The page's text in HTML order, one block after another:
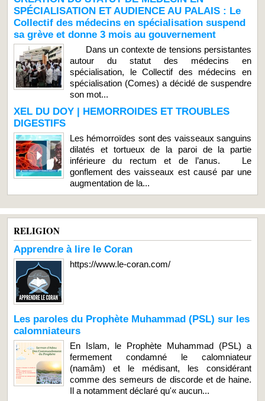
SPÉCIALISATION ET AUDIENCE AU PALAIS : Le
Collectif des médecins en spécialisation suspend
sa grève et donne 3 mois au gouvernement
Dans un contexte de tensions persistantes
autour du statut des médecins en
spécialisation, le Collectif des médecins en
spécialisation (Comes) a décidé de suspendre
son mot...
XEL DU DOY | HEMORROIDES ET TROUBLES
DIGESTIFS
Les hémorroïdes sont des vaisseaux sanguins
dilatés et tortueux de la paroi de la partie
inférieure du rectum et de l’anus. Le
gonflement des vaisseaux est causé par une
augmentation de la...
RELIGION
Apprendre à lire le Coran
https://www.le-coran.com/
Les paroles du Prophète Muhammad (PSL) sur les
calomniateurs
En Islam, le Prophète Muhammad (PSL) a
fermement condamné le calomniateur
(namâm) et le médisant, les considérant
comme des semeurs de discorde et de haine.
Il a notamment déclaré qu'« aucun...